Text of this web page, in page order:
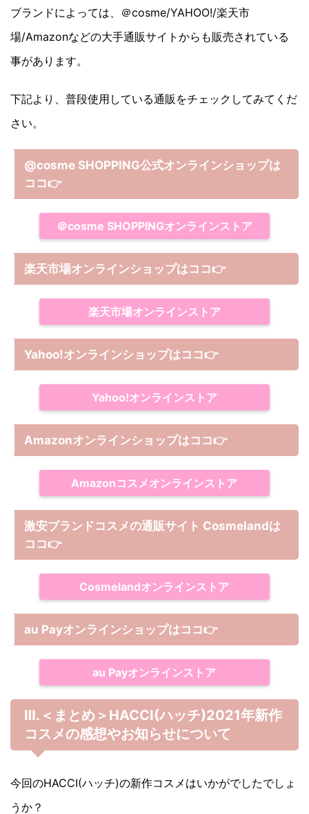
ブランドによっては、＠cosme/YAHOO!/楽天市
場/Amazonなどの大手通販サイトからも販売されている
事があります。
下記より、普段使用している通販をチェックしてみてくだ
さい。
@cosme SHOPPING公式オンラインショップは
ココ👉
＠cosme SHOPPINGオンラインストア
楽天市場オンラインショップはココ👉
楽天市場オンラインストア
Yahoo!オンラインショップはココ👉
Yahoo!オンラインストア
Amazonオンラインショップはココ👉
Amazonコスメオンラインストア
激安ブランドコスメの通販サイト Cosmelandは
ココ👉
Cosmelandオンラインストア
au Payオンラインショップはココ👉
au Payオンラインストア
Ⅲ.＜まとめ＞HACCI(ハッチ)2021年新作
コスメの感想やお知らせについて
今回のHACCI(ハッチ)の新作コスメはいかがでしたでしょ
うか？